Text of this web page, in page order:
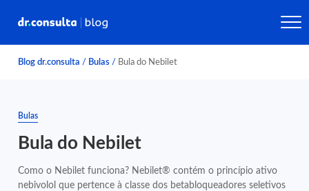
Blog dr.consulta / Bulas / Bula do Nebilet
Bulas
Bula do Nebilet
Como o Nebilet funciona? Nebilet® contém o princípio ativo
nebivolol que pertence à classe dos betabloqueadores seletivos